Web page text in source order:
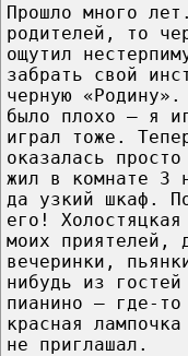
Прошло много
родителей, то
ощутил
забрать свой
черную
было плохо – я
играл тоже.
оказалась
жил в комнате 3
да узкий шкаф.
его!
моих приятелей,
вечеринки,
нибудь из
пианино – где-то
красная
не приглашал.